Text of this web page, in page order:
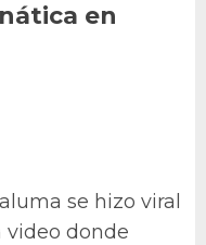
en
se hizo viral
video donde